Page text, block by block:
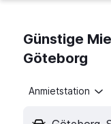
Günstige
Göteborg
Anmietstation